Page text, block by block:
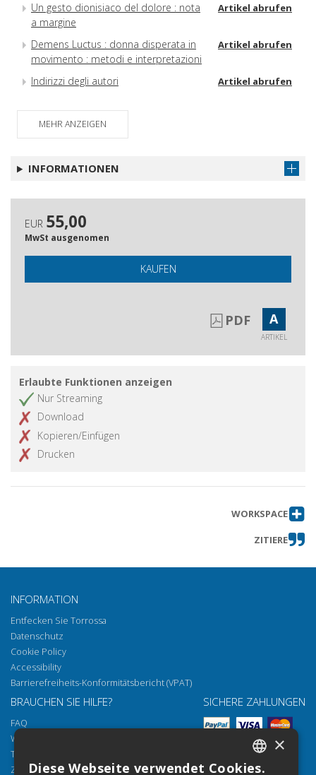
Un gesto dionisiaco del dolore : nota
a margine
Artikel abrufen
Demens Luctus : donna disperata in
movimento : metodi e interpretazioni
Artikel abrufen
Indirizzi degli autori Artikel abrufen
MEHR ANZEIGEN
INFORMATIONEN
EUR 55,00
MwSt ausgenomen
KAUFEN
PDF A
ARTIKEL
Erlaubte Funktionen anzeigen
Nur Streaming
Download
Kopieren/Einfügen
Drucken
WORKSPACE
ZITIERE
INFORMATION
Entfecken Sie Torrossa
Datenschutz
Cookie Policy
Accessibility
Barrierefreiheits-Konformitätsbericht (VPAT)
BRAUCHEN SIE HILFE?
FAQ
Wie öffnen Sie unsere Dokumente
Torrossa Reader
Zugriffsmöglichkeiten
SICHERE ZAHLUNGEN
ITALIAN
×
Diese Webseite verwendet Cookies.